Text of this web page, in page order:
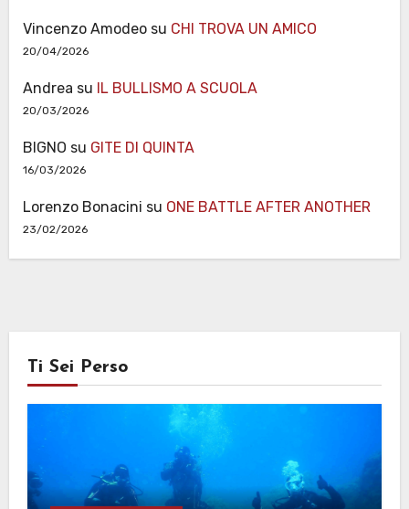
Vincenzo Amodeosu CHI TROVA UN AMICO
20/04/2026
Andrea su IL BULLISMO A SCUOLA
20/03/2026
BIGNO su GITE DI QUINTA
16/03/2026
Lorenzo Bonacini su ONE BATTLE AFTER ANOTHER
23/02/2026
Ti Sei Perso